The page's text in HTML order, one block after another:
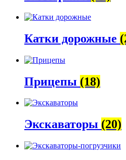
Катки дорожные
Прицепы (18)
Экскаваторы (20)